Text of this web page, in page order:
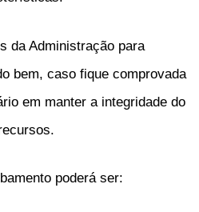
da Administração para
bem, caso fique comprovada
em manter a integridade do
poderá ser: